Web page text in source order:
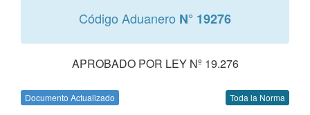
Código Aduanero N° 19276
APROBADO POR LEY Nº 19.276
Documento Actualizado Toda la Norma